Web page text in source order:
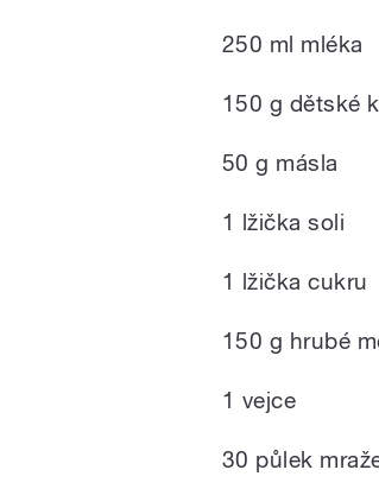
250 ml mléka
150 g dětské
50 g másla
1 lžička soli
1 lžička cukru
150 g hrubé
1 vejce
30 půlek